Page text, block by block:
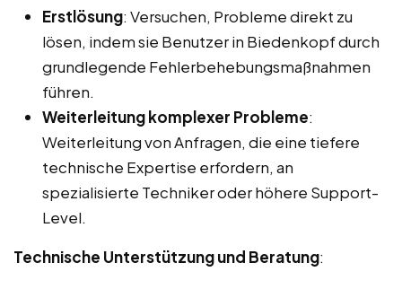
Erstlösung: Versuchen, Probleme direkt zu
lösen, indem sie Benutzer in Biedenkopf durch
grundlegende Fehlerbehebungsmaßnahmen
führen.
Weiterleitung komplexer Probleme:
Weiterleitung von Anfragen, die eine tiefere
technische Expertise erfordern, an
spezialisierte Techniker oder höhere Support-
Level.
Technische Unterstützung und Beratung: